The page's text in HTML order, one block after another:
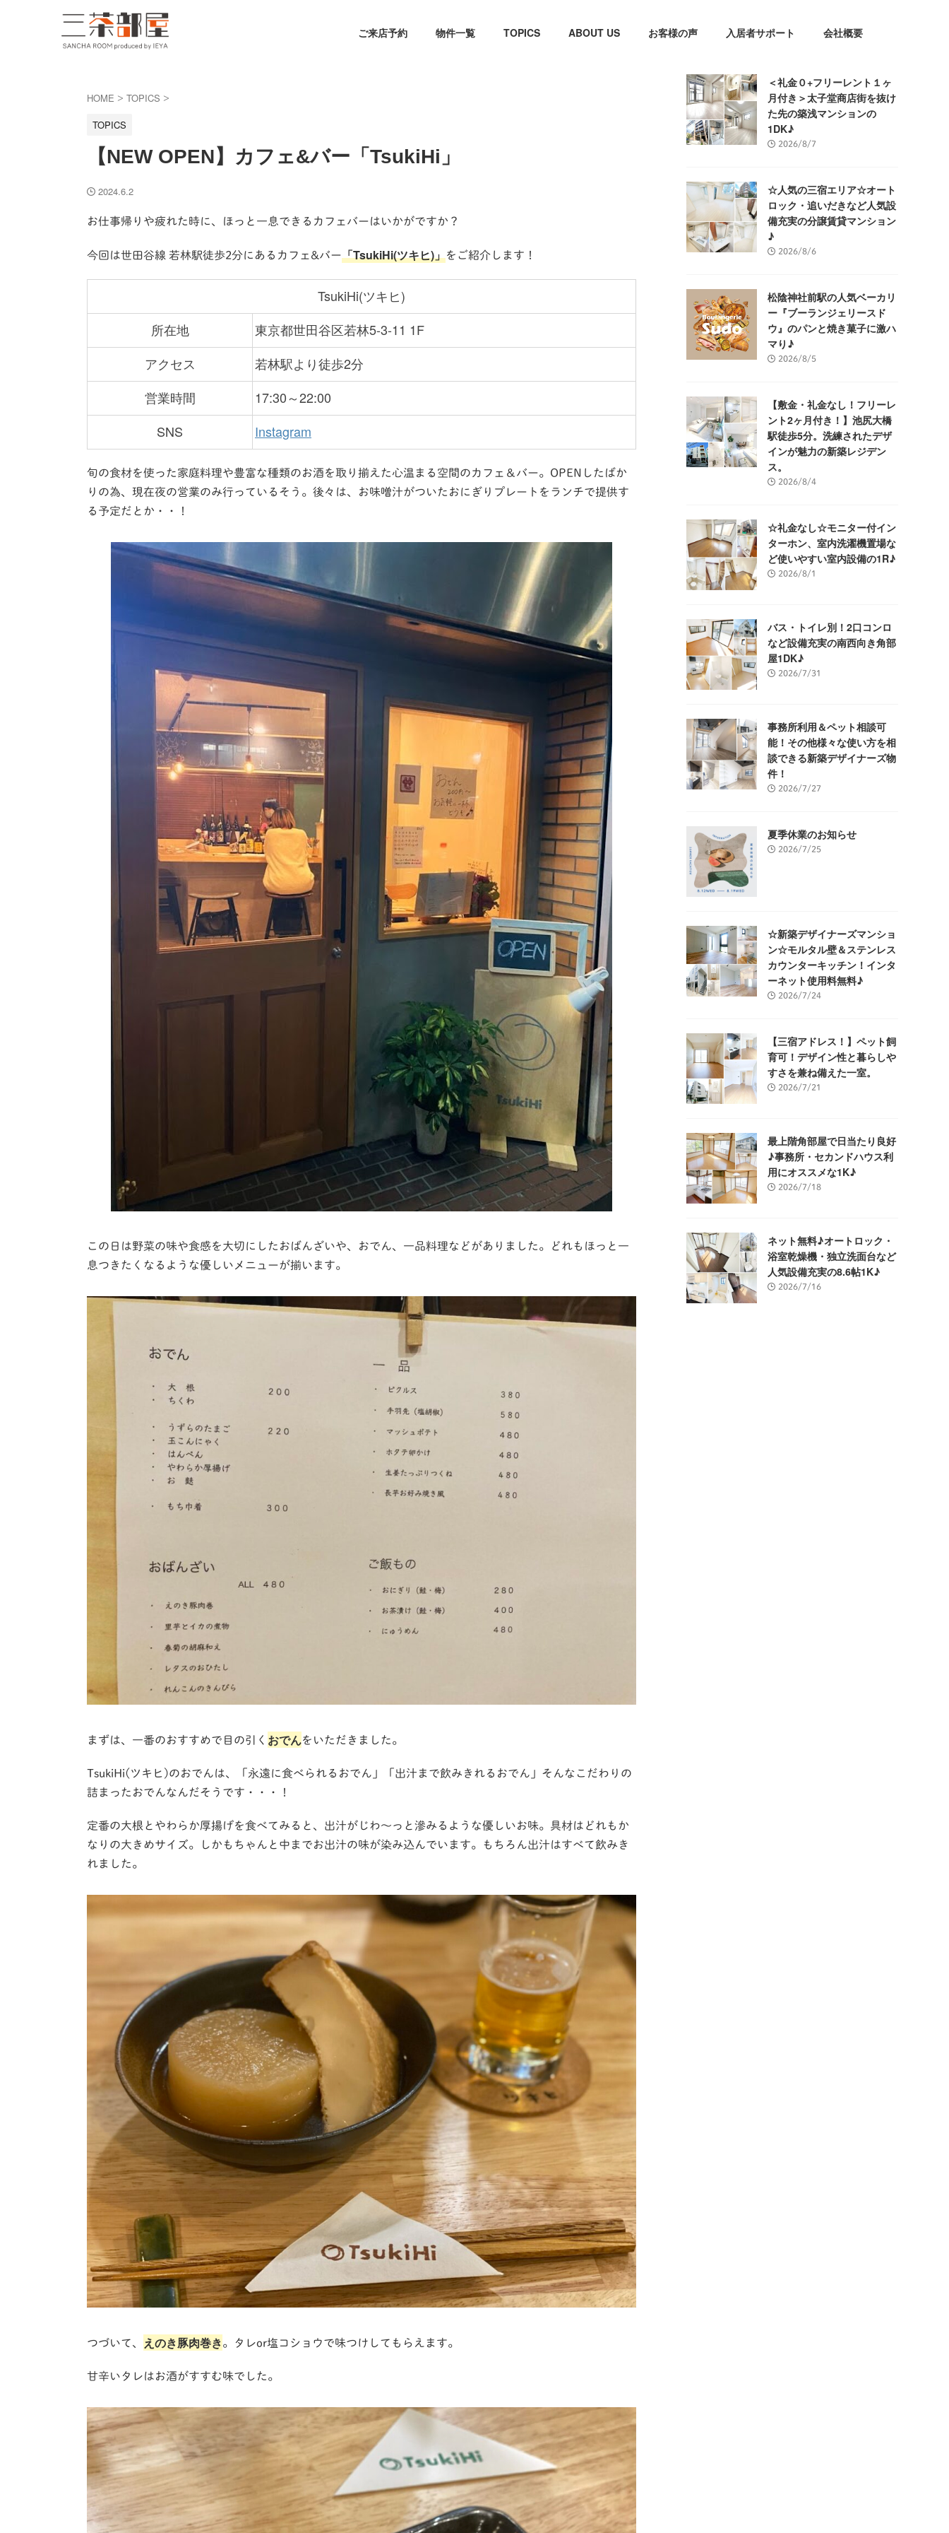
ご来店予約 物件一覧 TOPICS ABOUT US お客様の声 入居者サポート 会社概要
HOME > TOPICS >
TOPICS
【NEW OPEN】カフェ&バー「TsukiHi」
2024.6.2
お仕事帰りや疲れた時に、ほっと一息できるカフェバーはいかがですか？
今回は世田谷線 若林駅徒歩2分にあるカフェ&バー「TsukiHi(ツキヒ)」をご紹介します！
TsukiHi(ツキヒ)
所在地
東京都世田谷区若林5-3-11 1F
アクセス
若林駅より徒歩2分
営業時間
17:30～22:00
SNS
Instagram
旬の食材を使った家庭料理や豊富な種類のお酒を取り揃えた心温まる空間のカフェ＆バー。OPENしたばか
りの為、現在夜の営業のみ行っているそう。後々は、お味噌汁がついたおにぎりプレートをランチで提供す
る予定だとか・・！
この日は野菜の味や食感を大切にしたおばんざいや、おでん、一品料理などがありました。どれもほっと一
息つきたくなるような優しいメニューが揃います。
まずは、一番のおすすめで目の引く おでんをいただきました。
TsukiHi(ツキヒ)のおでんは、「永遠に食べられるおでん」「出汁まで飲みきれるおでん」そんなこだわりの
詰まったおでんなんだそうです・・・！
定番の大根とやわらか厚揚げを食べてみると、出汁がじわ～っと滲みるような優しいお味。具材はどれもか
なりの大きめサイズ。しかもちゃんと中までお出汁の味が染み込んでいます。もちろん出汁はすべて飲みき
れました。
つづいて、 えのき豚肉巻き。タレor塩コショウで味つけしてもらえます。
甘辛いタレはお酒がすすむ味でした。
＜礼金０+フリーレント１ヶ
月付き＞太子堂商店街を抜け
た先の築浅マンションの
1DK♪
2026/8/7
☆人気の三宿エリア☆オート
ロック・追いだきなど人気設
備充実の分譲賃貸マンション
♪
2026/8/6
松陰神社前駅の人気ベーカリ
ー『ブーランジェリースド
ウ』のパンと焼き菓子に激ハ
マり♪
2026/8/5
【敷金・礼金なし！フリーレ
ント2ヶ月付き！】池尻大橋
駅徒歩5分。洗練されたデザ
インが魅力の新築レジデン
ス。
2026/8/4
☆礼金なし☆モニター付イン
ターホン、室内洗濯機置場な
ど使いやすい室内設備の1R♪
2026/8/1
バス・トイレ別！2口コンロ
など設備充実の南西向き角部
屋1DK♪
2026/7/31
事務所利用＆ペット相談可
能！その他様々な使い方を相
談できる新築デザイナーズ物
件！
2026/7/27
夏季休業のお知らせ
2026/7/25
☆新築デザイナーズマンショ
ン☆モルタル壁＆ステンレス
カウンターキッチン！インタ
ーネット使用料無料♪
2026/7/24
【三宿アドレス！】ペット飼
育可！デザイン性と暮らしや
すさを兼ね備えた一室。
2026/7/21
最上階角部屋で日当たり良好
♪事務所・セカンドハウス利
用にオススメな1K♪
2026/7/18
ネット無料♪オートロック・
浴室乾燥機・独立洗面台など
人気設備充実の8.6帖1K♪
2026/7/16